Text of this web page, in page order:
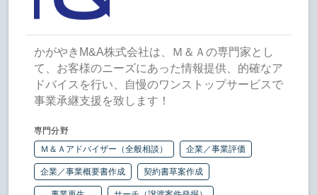
かがやきM&A株式会社は、Ｍ＆Ａの専門家とし
て、お客様のニーズにあった情報提供、的確なア
ドバイスを行い、自慢のワンストップサービスで
事業承継支援を致します！
専門分野
Ｍ＆Ａアドバイザー（全般相談）
企業／事業評価
企業／事業概要書作成 契約書草案作成